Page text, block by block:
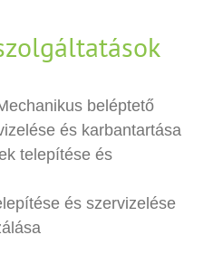
beléptető
és karbantartása
telepítése és
és szervizelése